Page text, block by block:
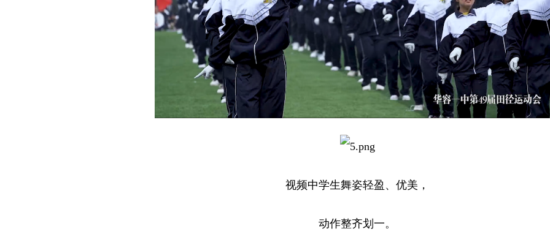
视频中学生舞姿轻盈、优美，
动作整齐划一。